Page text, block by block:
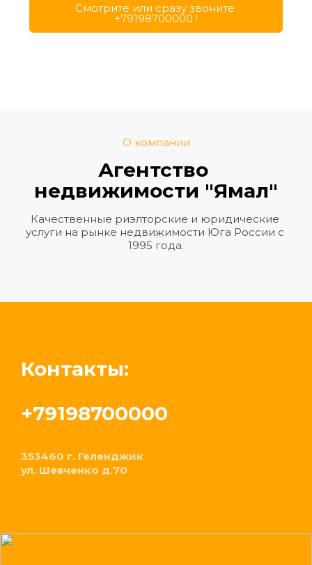
Cмотрите или сразу звоните
+79198700000 !
О компании
Агентство
недвижимости "Ямал"
Качественные риэлторские и юридические
услуги на рынке недвижимости Юга России с
1995 года.
Контакты:
+79198700000
353460 г. Геленджик
ул. Шевченко д.70